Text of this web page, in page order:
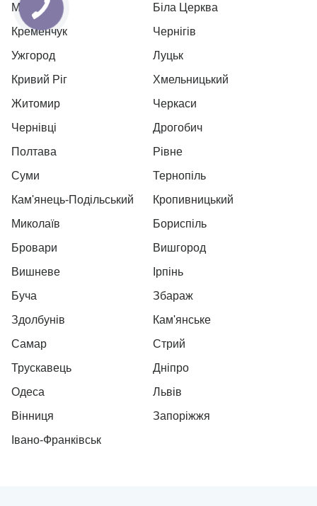
Мукачево
Біла Церква
Кременчук
Чернігів
Ужгород
Луцьк
Кривий Ріг
Хмельницький
Житомир
Черкаси
Чернівці
Дрогобич
Полтава
Рівне
Суми
Тернопіль
Кам'янець-Подільський
Кропивницький
Миколаїв
Бориспіль
Бровари
Вишгород
Вишневе
Ірпінь
Буча
Збараж
Здолбунів
Кам'янське
Самар
Стрий
Трускавець
Дніпро
Одеса
Львів
Вінниця
Запоріжжя
Івано-Франківськ